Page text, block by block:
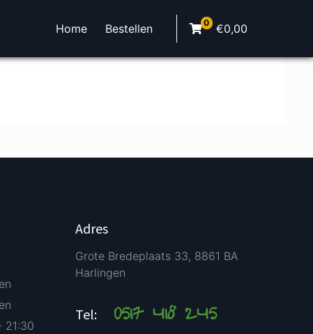
Home Bestellen 0 €0,00
21:30
Adres
Grote Bredeplaats 33, 8861 BA
Harlingen
Tel: 0517 418 245